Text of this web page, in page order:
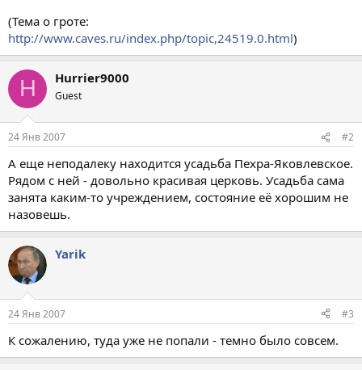
(Тема о гроте:
http://www.caves.ru/index.php/topic,24519.0.html)
H Hurrier9000
Guest
24 Янв 2007 #2
А еще неподалеку находится усадьба Пехра-Яковлевское.
Рядом с ней - довольно красивая церковь. Усадьба сама
занята каким-то учреждением, состояние её хорошим не
назовешь.
Yarik
24 Янв 2007 #3
К сожалению, туда уже не попали - темно было совсем.